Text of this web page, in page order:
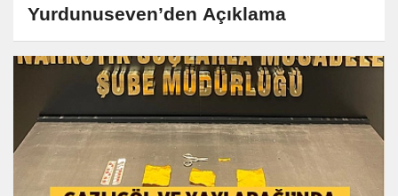
Yurdunuseven’den Açıklama